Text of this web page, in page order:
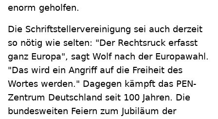
enorm geholfen.
Die Schriftstellervereinigung sei auch derzeit
so nötig wie selten: "Der Rechtsruck erfasst
ganz Europa", sagt Wolf nach der Europawahl.
"Das wird ein Angriff auf die Freiheit des
Wortes werden." Dagegen kämpft das PEN-
Zentrum Deutschland seit 100 Jahren. Die
bundesweiten Feiern zum Jubiläum der